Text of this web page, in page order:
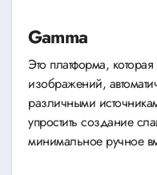
Gamma
Это платформа,
изображений,
различными
упростить создание
минимальное ручное